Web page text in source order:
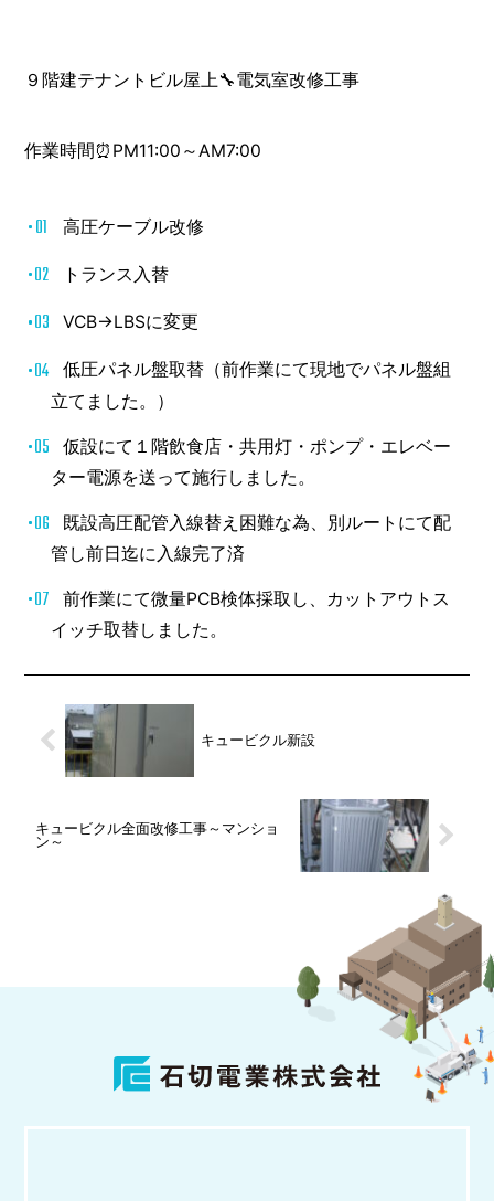
９階建テナントビル屋上🔧電気室改修工事
作業時間⏰PM11:00～AM7:00
高圧ケーブル改修
トランス入替
VCB→LBSに変更
低圧パネル盤取替（前作業にて現地でパネル盤組
立てました。）
仮設にて１階飲食店・共用灯・ポンプ・エレベー
ター電源を送って施行しました。
既設高圧配管入線替え困難な為、別ルートにて配
管し前日迄に入線完了済
前作業にて微量PCB検体採取し、カットアウトス
イッチ取替しました。
キュービクル新設
キュービクル全面改修工事～マンショ
ン～